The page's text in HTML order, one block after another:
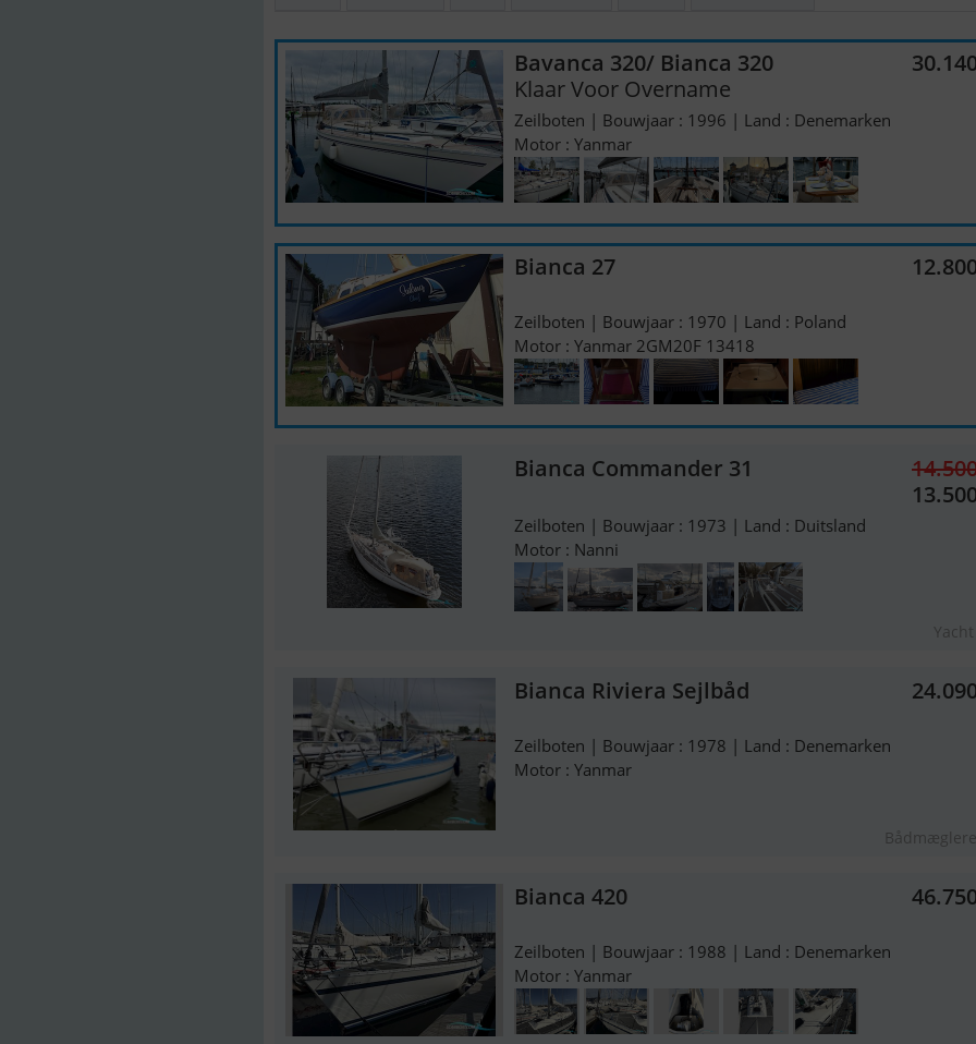
Bavanca 320/ Bianca 320
Klaar Voor Overname
Zeilboten | Bouwjaar : 1996 | Land : Denemarken
Motor : Yanmar
Bianca 27
Zeilboten | Bouwjaar : 1970 | Land : Poland
Motor : Yanmar 2GM20F 13418
Bianca Commander 31
Zeilboten | Bouwjaar : 1973 | Land : Duitsland
Motor : Nanni
Bianca Riviera Sejlbåd
Zeilboten | Bouwjaar : 1978 | Land : Denemarken
Motor : Yanmar
Bianca 420
Zeilboten | Bouwjaar : 1988 | Land : Denemarken
Motor : Yanmar